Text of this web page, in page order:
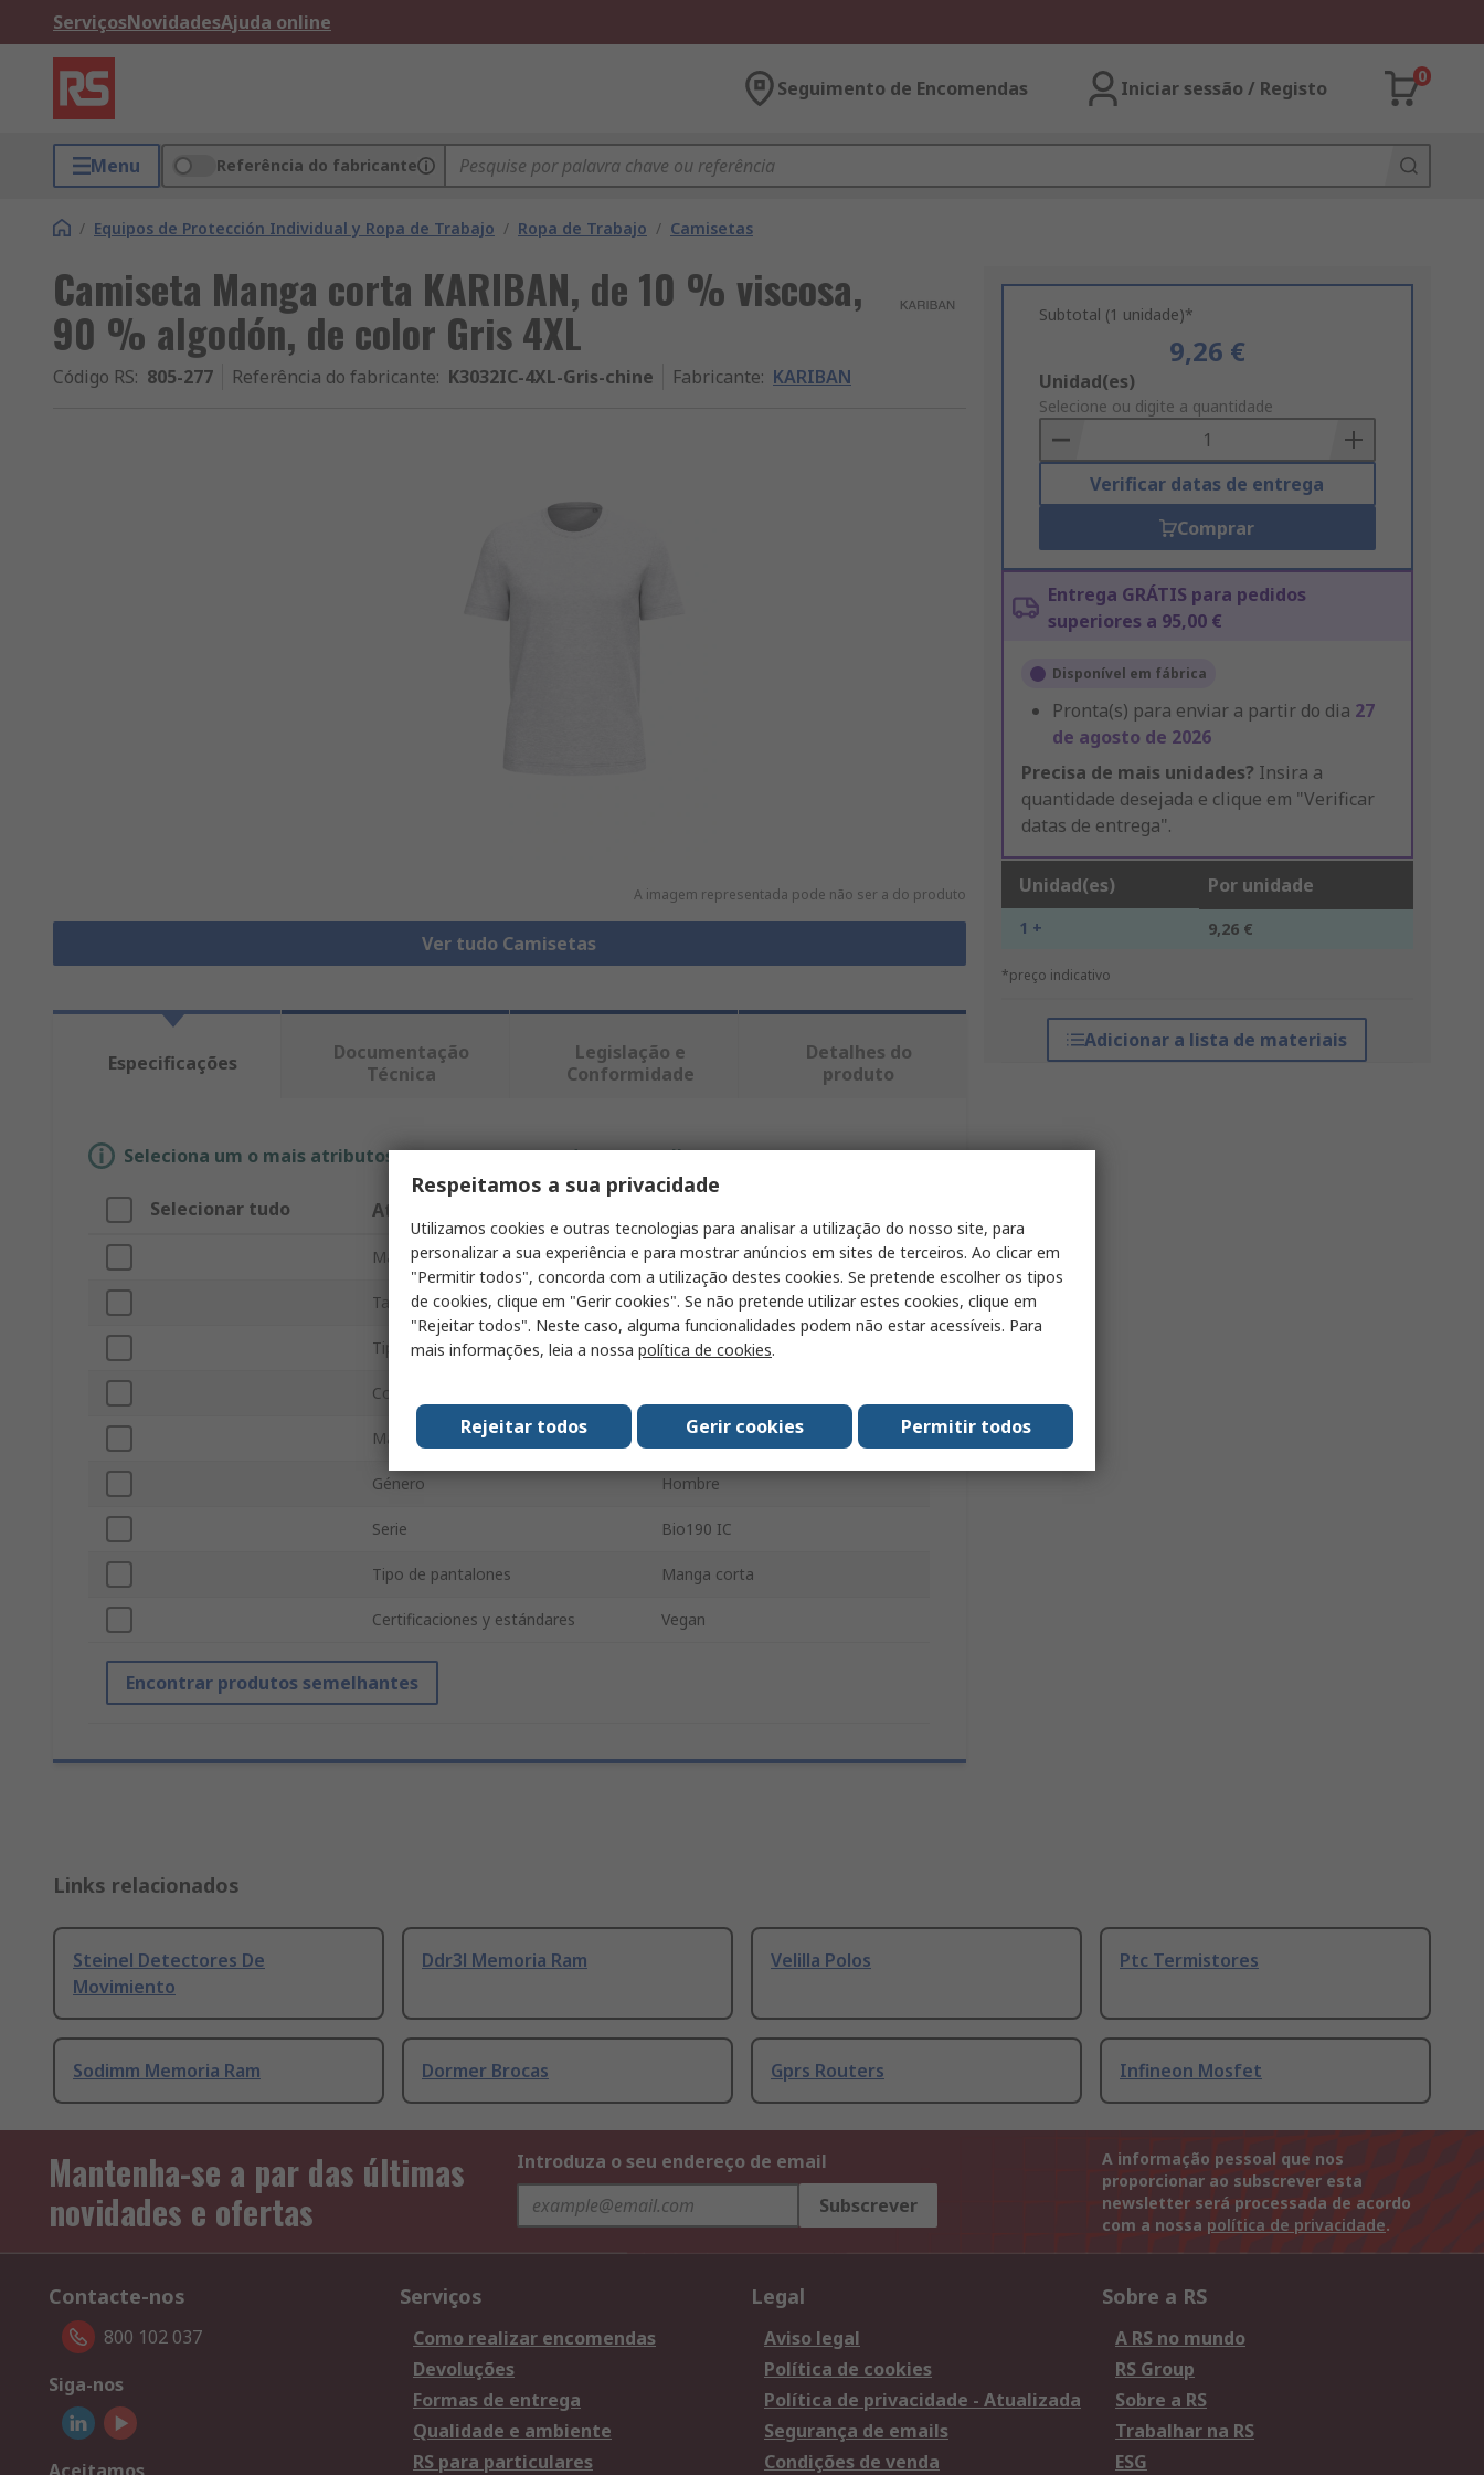
ServiçosNovidadesAjuda online
Seguimento de Encomendas Iniciar sessão / Registo
0
Menu Referência do fabricante
/ Equipos de Protección Individual y Ropa de Trabajo / Ropa de Trabajo / Camisetas
Camiseta Manga corta KARIBAN, de 10 % viscosa,
90 % algodón, de color Gris 4XL
Código RS: 805-277 Referência do fabricante: K3032IC-4XL-Gris-chine Fabricante: KARIBAN
A imagem representada pode não ser a do produto
Ver tudo Camisetas
Subtotal (1 unidade)*
9,26 €
Add
to
Basket
Unidad(es)
Selecione ou digite a quantidade
Verificar datas de entrega
Comprar
Entrega GRÁTIS para pedidos
superiores a 95,00 €
Disponível em fábrica
Pronta(s) para enviar a partir do dia 27
de agosto de 2026
Precisa de mais unidades? Insira a
quantidade desejada e clique em "Verificar
datas de entrega".
Unidad(es) Por unidade
1 + 9,26 €
*preço indicativo
Adicionar a lista de materiais
Especificações
Documentação
Técnica
Legislação e
Conformidade
Detalhes do
produto
Seleciona um o mais atributos para encontrar produtos semelhantes.
Selecionar tudo Atributo
Marca KARIBAN
Tamaño 4XL
Tipo de producto Camiseta
Color
Material 10 % viscosa, 90 % algodón
Género Hombre
Serie Bio190 IC
Tipo de pantalones Manga corta
Certificaciones y estándares Vegan
Encontrar produtos semelhantes
Links relacionados
Steinel Detectores De
Movimiento
Ddr3l Memoria Ram Velilla Polos Ptc Termistores
Sodimm Memoria Ram Dormer Brocas Gprs Routers Infineon Mosfet
Mantenha-se a par das últimas
novidades e ofertas
Introduza o seu endereço de email
Subscrever
A informação pessoal que nos
proporcionar ao subscrever esta
newsletter será processada de acordo
com a nossa política de privacidade.
Contacte-nos
800 102 037
Siga-nos
Serviços
Como realizar encomendas
Devoluções
Formas de entrega
Qualidade e ambiente
RS para particulares
Legal
Aviso legal
Política de cookies
Política de privacidade - Atualizada
Segurança de emails
Condições de venda
Sobre a RS
A RS no mundo
RS Group
Sobre a RS
Trabalhar na RS
ESG
Respeitamos a sua privacidade
Utilizamos cookies e outras tecnologias para analisar a utilização do nosso site, para
personalizar a sua experiência e para mostrar anúncios em sites de terceiros. Ao clicar em
"Permitir todos", concorda com a utilização destes cookies. Se pretende escolher os tipos
de cookies, clique em "Gerir cookies". Se não pretende utilizar estes cookies, clique em
"Rejeitar todos". Neste caso, alguma funcionalidades podem não estar acessíveis. Para
mais informações, leia a nossa política de cookies.
Permitir todos
Gerir cookies
Rejeitar todos